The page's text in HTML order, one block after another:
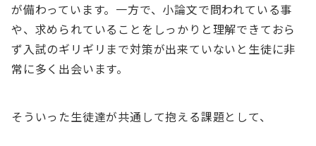
が備わっています。一方で、小論文で問われている事
や、求められていることをしっかりと理解できておら
ず入試のギリギリまで対策が出来ていないと生徒に非
常に多く出会います。
そういった生徒達が共通して抱える課題として、